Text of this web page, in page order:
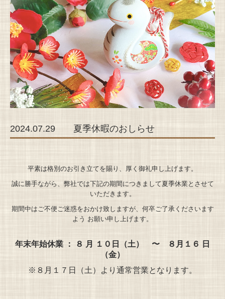
2024.07.29 夏季休暇のおしらせ
平素は格別のお引き立てを賜り、厚く御礼申し上げます。
誠に勝手ながら、弊社では下記の期間につきまして夏季休業とさせて
いただきます。
期間中はご不便ご迷惑をおかけ致しますが、何卒ご了承くださいます
よう お願い申し上げます。
年末年始休業 ： ８ 月 １０日（土） 〜 ８月１６ 日
（金）
※８月１７日（土）より通常営業となります。